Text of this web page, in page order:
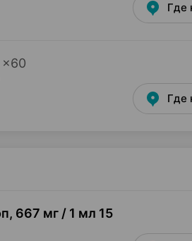
Где
×60
Где
, 667 мг / 1 мл 15